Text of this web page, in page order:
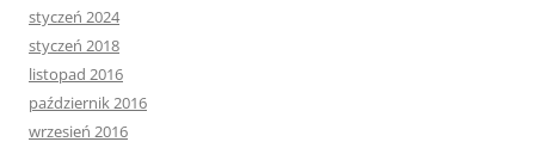
styczeń 2024
styczeń 2018
listopad 2016
październik 2016
wrzesień 2016